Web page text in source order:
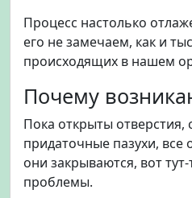
Процесс настолько
его не замечаем, как и
происходящих в нашем
Почему
Пока открыты
придаточные пазухи, все
они закрываются, вот
проблемы.